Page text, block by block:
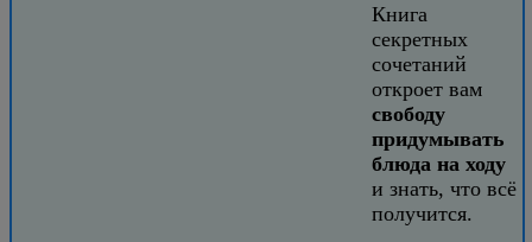
Книга
секретных
сочетаний
откроет вам
свободу
придумывать
блюда на ходу
и знать, что всё
получится.